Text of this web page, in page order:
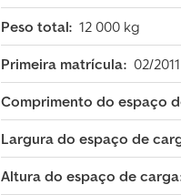
Peso total: 12 000 kg
Primeira matrícula: 02/2011
Comprimento do espaço
Largura do espaço de
Altura do espaço de